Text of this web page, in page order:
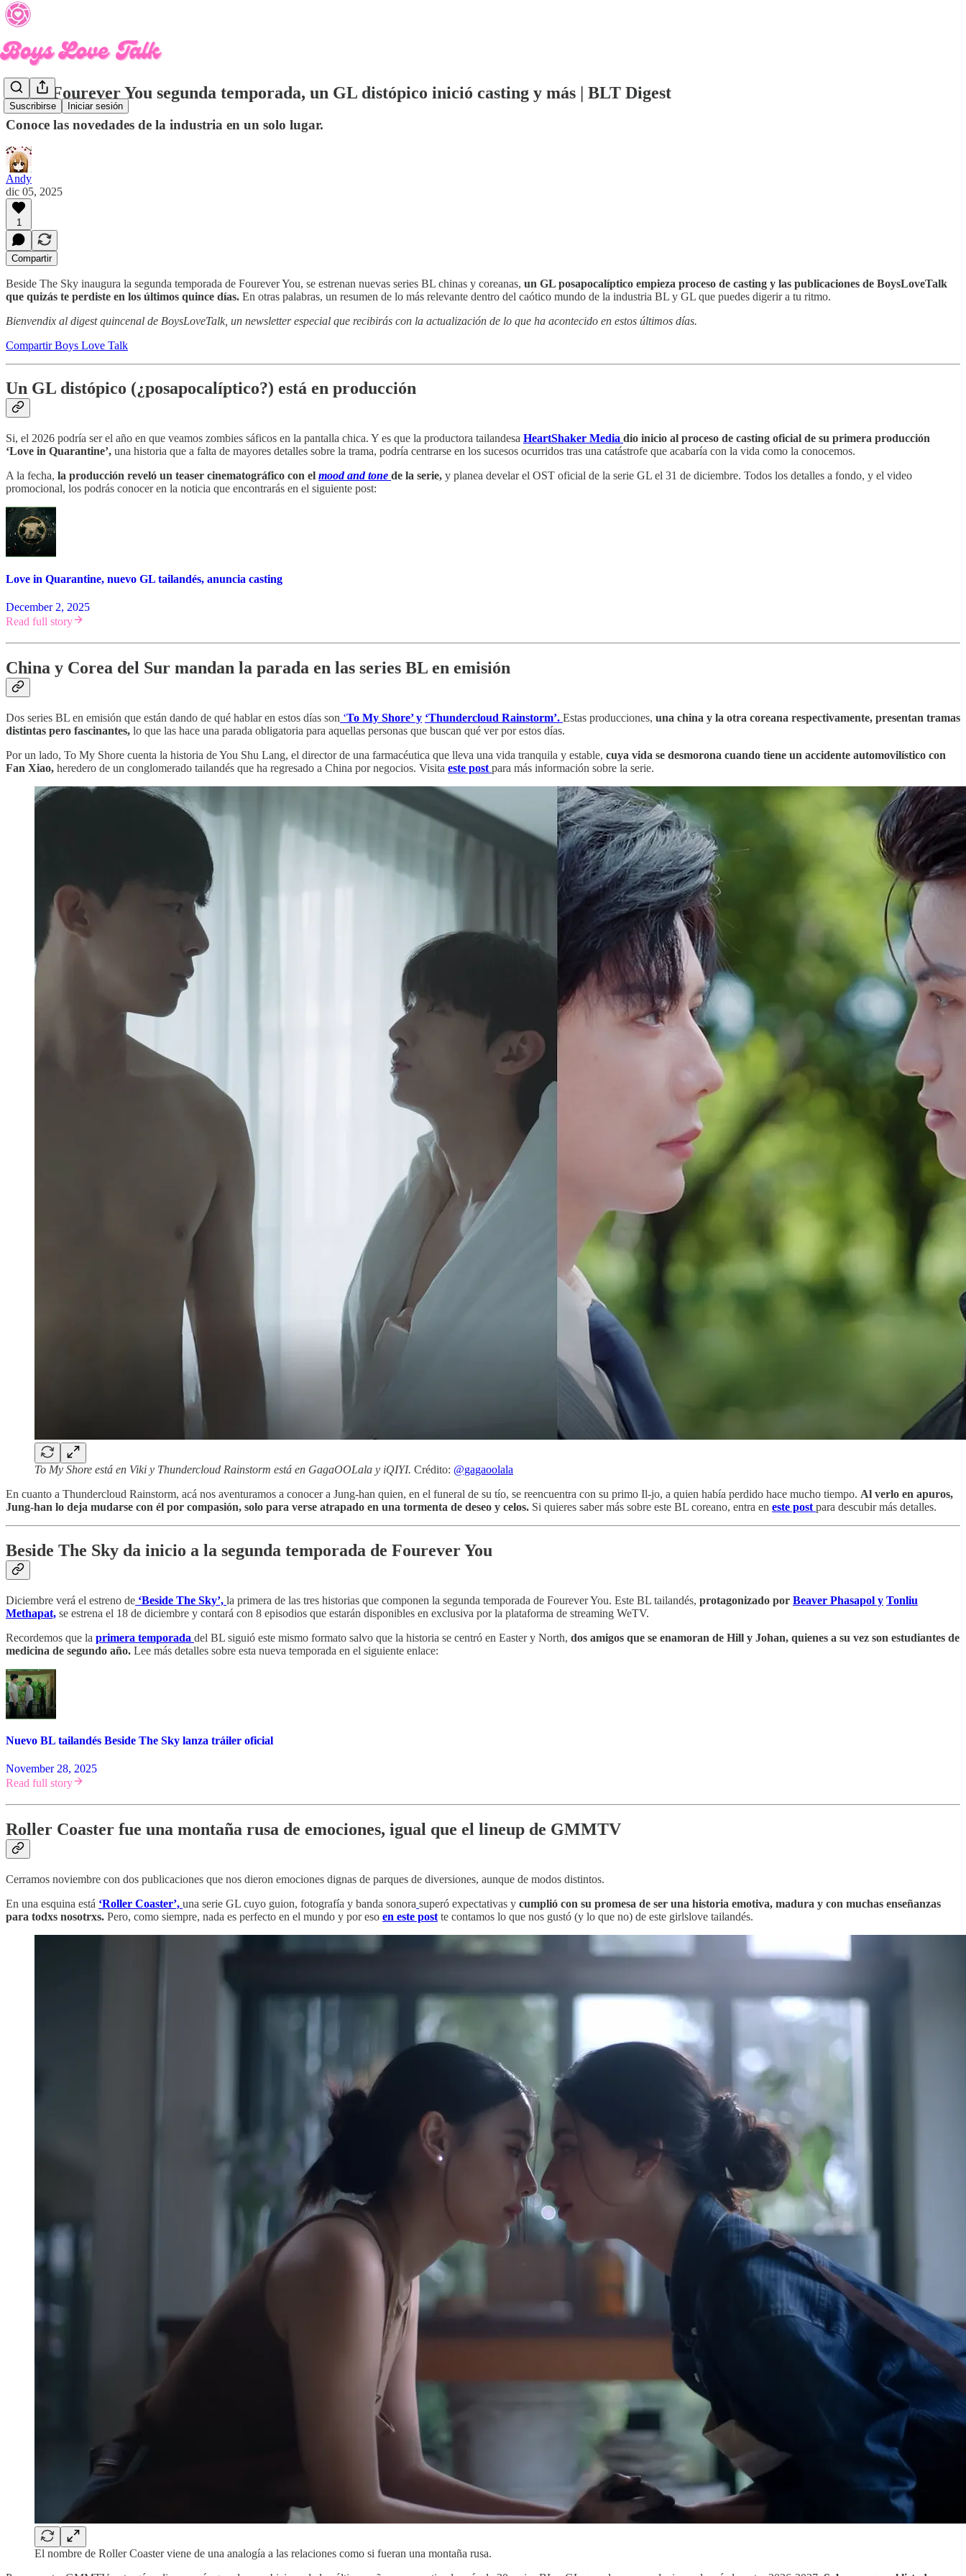
Suscribirse Iniciar sesión
Llega Fourever You segunda temporada, un GL distópico inició casting y más | BLT Digest
Conoce las novedades de la industria en un solo lugar.
Andy
dic 05, 2025
1
Compartir
Beside The Sky inaugura la segunda temporada de Fourever You, se estrenan nuevas series BL chinas y coreanas, un GL posapocalíptico empieza proceso de casting y las publicaciones de BoysLoveTalk
que quizás te perdiste en los últimos quince días. En otras palabras, un resumen de lo más relevante dentro del caótico mundo de la industria BL y GL que puedes digerir a tu ritmo.
Bienvendix al digest quincenal de BoysLoveTalk, un newsletter especial que recibirás con la actualización de lo que ha acontecido en estos últimos días.
Compartir Boys Love Talk
Un GL distópico (¿posapocalíptico?) está en producción
Si, el 2026 podría ser el año en que veamos zombies sáficos en la pantalla chica. Y es que la productora tailandesa HeartShaker Media dio inicio al proceso de casting oficial de su primera producción
‘Love in Quarantine’, una historia que a falta de mayores detalles sobre la trama, podría centrarse en los sucesos ocurridos tras una catástrofe que acabaría con la vida como la conocemos.
A la fecha, la producción reveló un teaser cinematográfico con el mood and tone de la serie, y planea develar el OST oficial de la serie GL el 31 de diciembre. Todos los detalles a fondo, y el video
promocional, los podrás conocer en la noticia que encontrarás en el siguiente post:
Love in Quarantine, nuevo GL tailandés, anuncia casting
December 2, 2025
Read full story
China y Corea del Sur mandan la parada en las series BL en emisión
Dos series BL en emisión que están dando de qué hablar en estos días son ‘To My Shore’ y ‘Thundercloud Rainstorm’. Estas producciones, una china y la otra coreana respectivamente, presentan tramas
distintas pero fascinantes, lo que las hace una parada obligatoria para aquellas personas que buscan qué ver por estos días.
Por un lado, To My Shore cuenta la historia de You Shu Lang, el director de una farmacéutica que lleva una vida tranquila y estable, cuya vida se desmorona cuando tiene un accidente automovilístico con
Fan Xiao, heredero de un conglomerado tailandés que ha regresado a China por negocios. Visita este post para más información sobre la serie.
To My Shore está en Viki y Thundercloud Rainstorm está en GagaOOLala y iQIYI. Crédito: @gagaoolala
En cuanto a Thundercloud Rainstorm, acá nos aventuramos a conocer a Jung-han quien, en el funeral de su tío, se reencuentra con su primo Il-jo, a quien había perdido hace mucho tiempo. Al verlo en apuros,
Jung-han lo deja mudarse con él por compasión, solo para verse atrapado en una tormenta de deseo y celos. Si quieres saber más sobre este BL coreano, entra en este post para descubir más detalles.
Beside The Sky da inicio a la segunda temporada de Fourever You
Diciembre verá el estreno de ‘Beside The Sky’, la primera de las tres historias que componen la segunda temporada de Fourever You. Este BL tailandés, protagonizado por Beaver Phasapol y Tonliu
Methapat, se estrena el 18 de diciembre y contará con 8 episodios que estarán disponibles en exclusiva por la plataforma de streaming WeTV.
Recordemos que la primera temporada del BL siguió este mismo formato salvo que la historia se centró en Easter y North, dos amigos que se enamoran de Hill y Johan, quienes a su vez son estudiantes de
medicina de segundo año. Lee más detalles sobre esta nueva temporada en el siguiente enlace:
Nuevo BL tailandés Beside The Sky lanza tráiler oficial
November 28, 2025
Read full story
Roller Coaster fue una montaña rusa de emociones, igual que el lineup de GMMTV
Cerramos noviembre con dos publicaciones que nos dieron emociones dignas de parques de diversiones, aunque de modos distintos.
En una esquina está ‘Roller Coaster’, una serie GL cuyo guion, fotografía y banda sonora superó expectativas y cumplió con su promesa de ser una historia emotiva, madura y con muchas enseñanzas
para todxs nosotrxs. Pero, como siempre, nada es perfecto en el mundo y por eso en este post te contamos lo que nos gustó (y lo que no) de este girlslove tailandés.
El nombre de Roller Coaster viene de una analogía a las relaciones como si fueran una montaña rusa.